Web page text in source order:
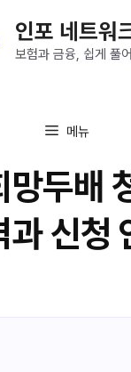
인포 네트워
보험과 금융, 쉽게 풀
메뉴
망두배
신청